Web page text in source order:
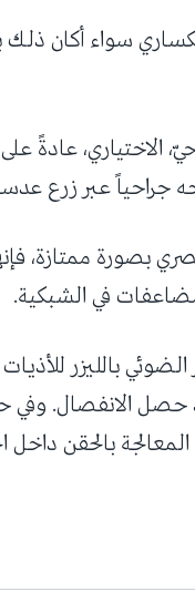
سواء أكان ذلك
الاختياري، عادةً
جراحياً عبر زرع
بصورة ممتازة،
في الشبكية.
بالليزر للأذيات
قد حصل الانفصال.
بالحقن داخل